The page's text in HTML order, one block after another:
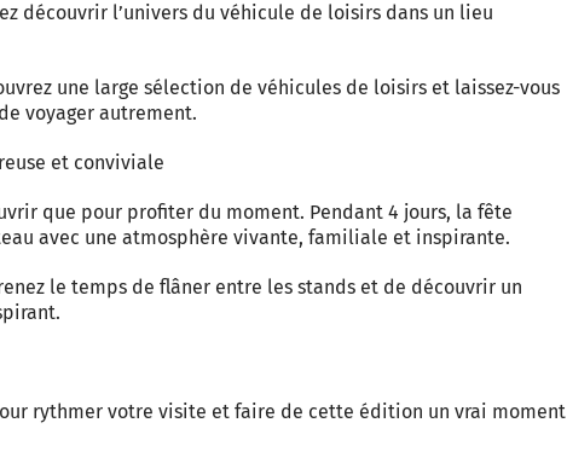
découvrir l’univers du véhicule de loisirs dans un lieu
une large sélection de véhicules de loisirs et laissez-vous
voyager autrement.
et conviviale
que pour profiter du moment. Pendant 4 jours, la fête
avec une atmosphère vivante, familiale et inspirante.
le temps de flâner entre les stands et de découvrir un
rythmer votre visite et faire de cette édition un vrai moment